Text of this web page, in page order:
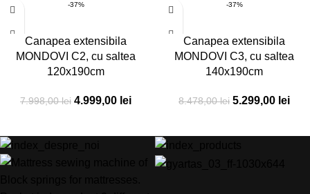
-37%
Canapea extensibila
MONDOVI C2, cu saltea
120x190cm
7.998,00lei 4.999,00 lei
-37%
Canapea extensibila
MONDOVI C3, cu saltea
140x190cm
8.478,00lei 5.299,00 lei